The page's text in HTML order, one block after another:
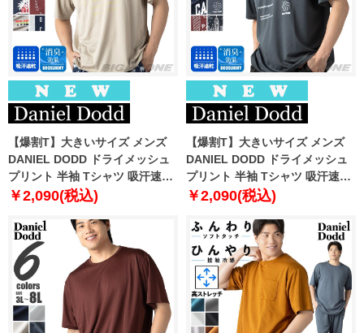
【爆割T】大きいサイズ メンズ
DANIEL DODD ドライメッシュ
プリント 半袖 Tシャツ 吸汗速乾
春夏新作 tjt-2602dry3 【fre】
￥2,090(税込)
【爆割T】大きいサイズ メンズ
DANIEL DODD ドライメッシュ
プリント 半袖 Tシャツ 吸汗速乾
春夏新作 tjt-2602dry4 【fre】
￥2,090(税込)